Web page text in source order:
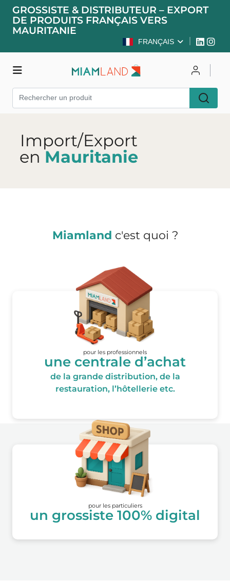
GROSSISTE & DISTRIBUTEUR – EXPORT
DE PRODUITS FRANÇAIS VERS
MAURITANIE
FRANÇAIS
Import/Export
enMauritanie
Miamland c'est quoi ?
pour les professionnels
une centrale d’achat
de la grande distribution, de la
restauration, l’hôtellerie etc.
pour les particuliers
un grossiste 100% digital